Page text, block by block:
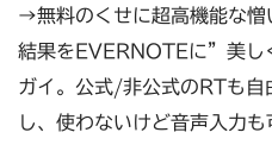
→無料のくせに超高機能な憎
結果をEVERNOTEに”美し
ガイ。公式/非公式のRTも自
し、使わないけど音声入力も